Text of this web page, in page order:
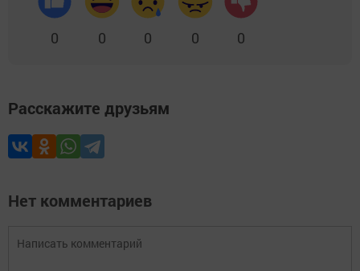
0 0 0 0 0
Расскажите друзьям
Нет комментариев